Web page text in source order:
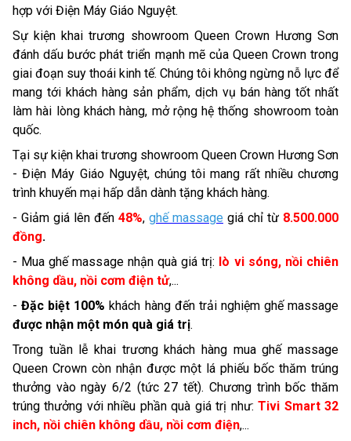
hợp với Điện Máy Giáo Nguyệt.
Sự kiện khai trương showroom Queen Crown Hương Sơn
đánh dấu bước phát triển mạnh mẽ của Queen Crown trong
giai đoạn suy thoái kinh tế. Chúng tôi không ngừng nỗ lực để
mang tới khách hàng sản phẩm, dịch vụ bán hàng tốt nhất
làm hài lòng khách hàng, mở rộng hệ thống showroom toàn
quốc.
Tại sự kiện khai trương showroom Queen Crown Hương Sơn
- Điện Máy Giáo Nguyệt, chúng tôi mang rất nhiều chương
trình khuyến mại hấp dẫn dành tặng khách hàng.
- Giảm giá lên đến 48%, ghế massage giá chỉ từ 8.500.000
đồng.
- Mua ghế massage nhận quà giá trị: lò vi sóng, nồi chiên
không dầu, nồi cơm điện tử,...
-Đặc biệt 100% khách hàng đến trải nghiệm ghế massage
được nhận một món quà giá trị.
Trong tuần lễ khai trương khách hàng mua ghế massage
Queen Crown còn nhận được một lá phiếu bốc thăm trúng
thưởng vào ngày 6/2 (tức 27 tết). Chương trình bốc thăm
trúng thưởng với nhiều phần quà giá trị như:Tivi Smart 32
inch, nồi chiên không dầu, nồi cơm điện,...